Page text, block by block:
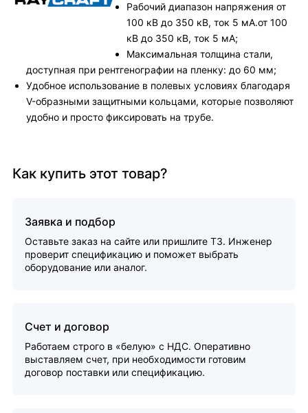
Рабочий диапазон напряжения от
100 кВ до 350 кВ, ток 5 мА.от 100
кВ до 350 кВ, ток 5 мА;
Максимальная толщина стали,
доступная при рентгенографии на пленку: до 60 мм;
Удобное использование в полевых условиях благодаря
V-образными защитными кольцами, которые позволяют
удобно и просто фиксировать на трубе.
Как купить этот товар?
Заявка и подбор
Оставьте заказ на сайте или пришлите ТЗ. Инженер
проверит спецификацию и поможет выбрать
оборудование или аналог.
Счет и договор
Работаем строго в «белую» с НДС. Оперативно
выставляем счет, при необходимости готовим
договор поставки или спецификацию.